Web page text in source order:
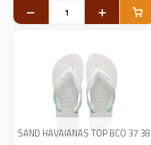
SAND HAVAIANAS TOP BCO 37 38